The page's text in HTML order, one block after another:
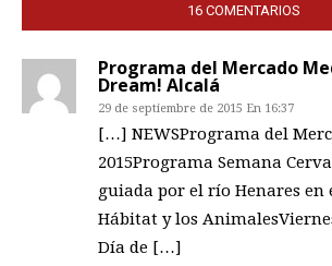
16 COMENTARIOS
Programa del Mercado
Dream! Alcalá
29 de septiembre de 2015 En 16:37
[…] NEWSPrograma del
2015Programa Semana
guiada por el río Henares en
Hábitat y los
Día de […]